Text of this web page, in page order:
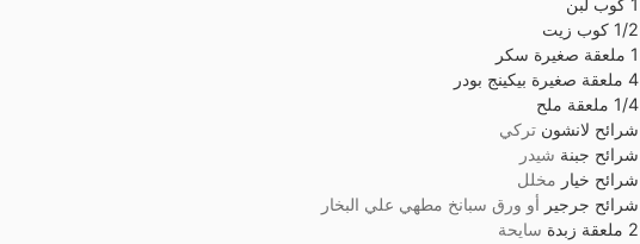
1/2 كوب زيت
1 ملعقة صغيرة سكر
4 ملعقة صغيرة بيكينج بودر
1/4 ملعقة ملح
شرائح لانشون تركي
شرائح جبنة شيدر
شرائح خيار مخلل
شرائح جرجير أو ورق سبانخ مطهي علي البخار
2 ملعقة زبدة سايحة